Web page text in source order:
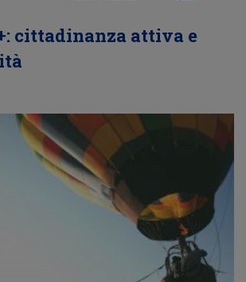
cittadinanza attiva e